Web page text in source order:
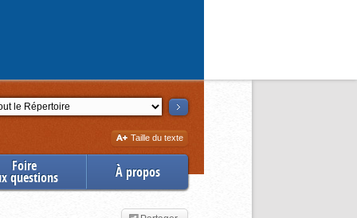
Augmenter
la
Taille du texte
Foire
questions À propos